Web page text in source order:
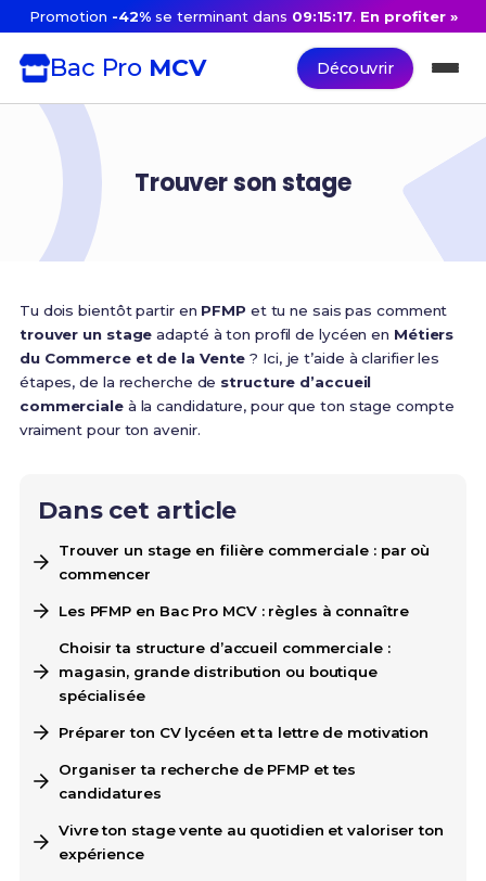
Promotion -42%se terminant dans 09:15:16. En profiter »
Bac Pro MCV Découvrir
Trouver son stage
Tu dois bientôt partir en PFMP et tu ne sais pas comment
trouver un stage adapté à ton profil de lycéen en Métiers
du Commerce et de la Vente ? Ici, je t’aide à clarifier les
étapes, de la recherche de structure d’accueil
commercialeà la candidature, pour que ton stage compte
vraiment pour ton avenir.
Dans cet article
Trouver un stage en filière commerciale : par où
commencer
Les PFMP en Bac Pro MCV : règles à connaître
Choisir ta structure d’accueil commerciale :
magasin, grande distribution ou boutique
spécialisée
Préparer ton CV lycéen et ta lettre de motivation
Organiser ta recherche de PFMP et tes
candidatures
Vivre ton stage vente au quotidien et valoriser ton
expérience